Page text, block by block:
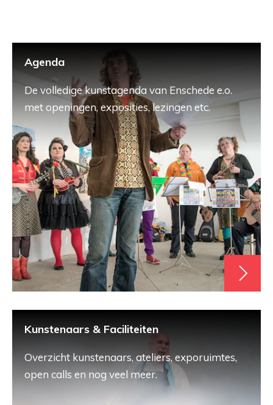
Agenda
De volledige kunstagenda van Enschede e.o.
met openingen, exposities, lezingen etc.
Kunstenaars & Faciliteiten
Overzicht kunstenaars, ateliers, exporuimtes,
open calls en nog veel meer.